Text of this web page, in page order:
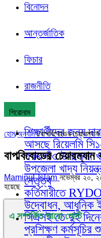
বিনোদন
আন্তর্জাতিক
ফিচার
রাজনীতি
শিরোনাম
শিক্ষার্থীদের জন্য
আসছে রিয়েলমি
গফরগাঁও উপজেলা
উপজেলা খাদ্য
নেতৃত্ব
কর্তিমারীতে
উদ্বোধন, আধুনিক
সিএসই তে দুই
প্রশিক্ষণ কর্মসূচির
হোম/অন্যান্য/বাপবিবোডের
বাপবিবোডের
Maminul Islamনভেম্বর ২০,
হয়েছে
এ সম্পর্কিত আরো পোস্ট